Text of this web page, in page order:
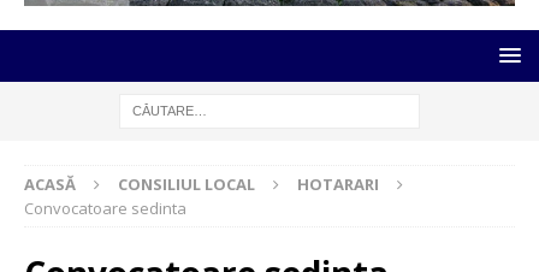
ACASĂ CONSILIUL LOCAL
HOTARARI
Convocatoare sedinta